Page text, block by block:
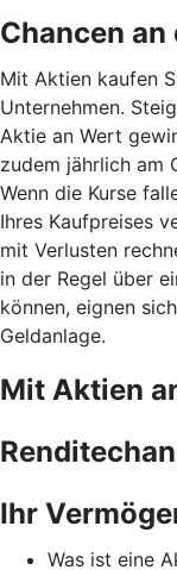
Chancen
Mit Aktien kaufen
Unternehmen.
Aktie an Wert
zudem jährlich am
Wenn die Kurse
Ihres Kaufpreises
mit Verlusten
in der Regel über
können, eignen
Geldanlage.
Mit Aktien
Ihr
Was ist eine